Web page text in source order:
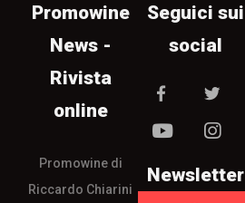
Promowine
News -
Rivista
online
Promowine di
Riccardo Chiarini
Seguici sui
social
Newsletter